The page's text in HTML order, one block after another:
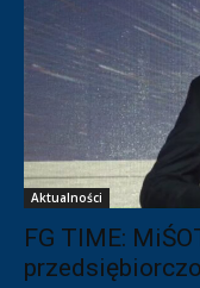
Aktualności
FG TIME: